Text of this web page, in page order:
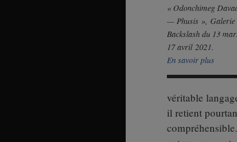
« Odonchimeg
— Phusis », Galerie
Backslash du 13
17 avril 2021.
En savoir plus
véritable
il retient